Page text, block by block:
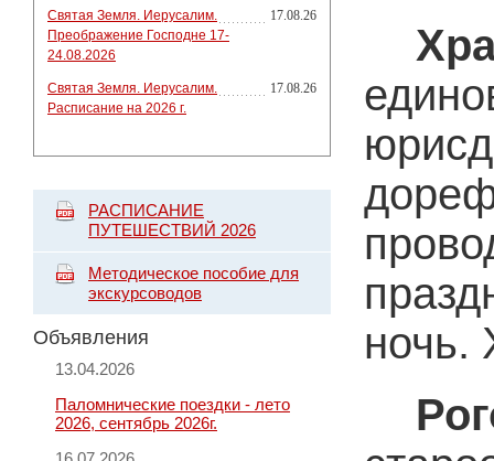
Святая Земля. Иерусалим.
Преображение Господне 17-
24.08.2026
17.08.26
Святая Земля. Иерусалим.
Расписание на 2026 г.
17.08.26
РАСПИСАНИЕ
ПУТЕШЕСТВИЙ 2026
Методическое пособие для
экскурсоводов
Объявления
13.04.2026
Паломнические поездки - лето
2026, сентябрь 2026г.
ночь.